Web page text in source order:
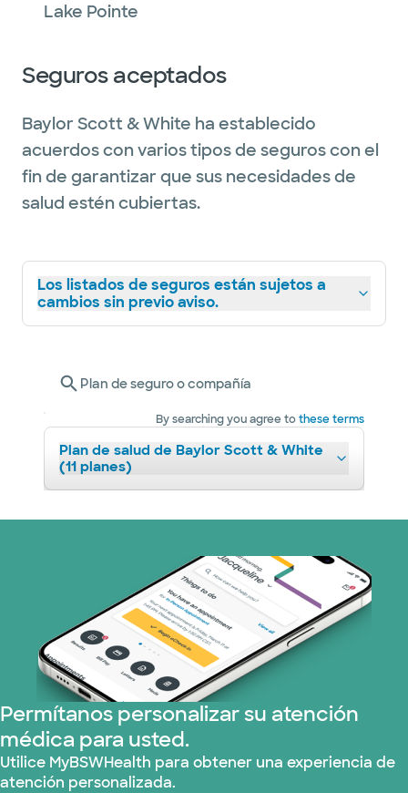
Lake Pointe
Seguros aceptados
Baylor Scott & White ha establecido
acuerdos con varios tipos de seguros con el
fin de garantizar que sus necesidades de
salud estén cubiertas.
Los listados de seguros están sujetos a
cambios sin previo aviso.
Plan de seguro o compañía
By searching you agree tothese terms
Plan de salud de Baylor Scott & White
(11 planes)
Permítanos personalizar su atención
médica para usted.
Utilice MyBSWHealth para obtener una experiencia de
atención personalizada.